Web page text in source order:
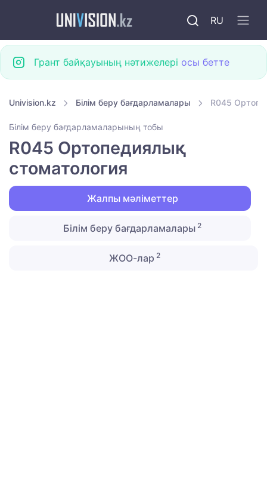
RU
Грант байқауының нәтижелері осы бетте
Univision.kz Білім беру бағдарламалары R045
Білім беру бағдарламаларының тобы
R045 Ортопедиялық
стоматология
Жалпы мәліметтер
Білім беру бағдарламалары 2
ЖОО-лар 2